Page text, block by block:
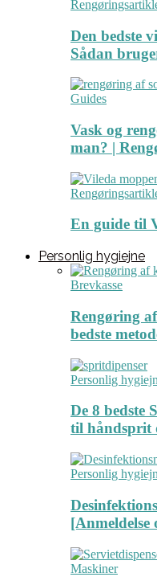
Den bedste
Sådan
Guides
Vask og
man? |
En guide til
Personlig hygiejne
Brevkasse
Rengøring
bedste
Personlig
De 8 bedste
til håndsprit
Personlig
[Anmeldelse
Maskiner